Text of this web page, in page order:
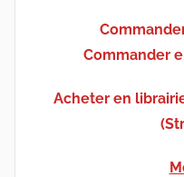
Commander
Acheter en